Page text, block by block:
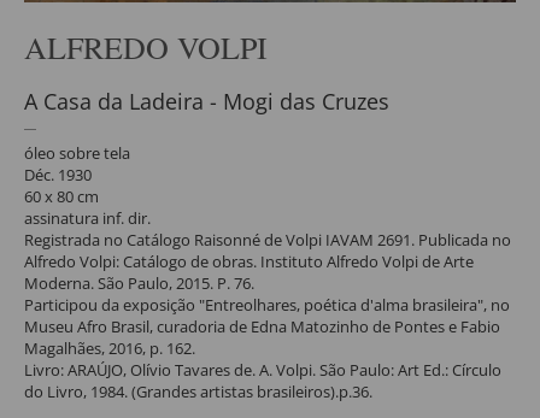
ALFREDO VOLPI
A Casa da Ladeira - Mogi das Cruzes
óleo sobre tela
Déc. 1930
60 x 80 cm
assinatura inf. dir.
Registrada no Catálogo Raisonné de Volpi IAVAM 2691. Publicada no
Alfredo Volpi: Catálogo de obras. Instituto Alfredo Volpi de Arte
Moderna. São Paulo, 2015. P. 76.
Participou da exposição "Entreolhares, poética d'alma brasileira", no
Museu Afro Brasil, curadoria de Edna Matozinho de Pontes e Fabio
Magalhães, 2016, p. 162.
Livro: ARAÚJO, Olívio Tavares de. A. Volpi. São Paulo: Art Ed.: Círculo
do Livro, 1984. (Grandes artistas brasileiros).p.36.